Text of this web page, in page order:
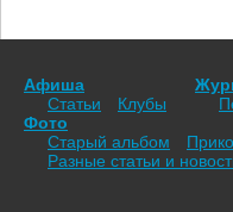
Афиша
Статьи
Клубы
Фото
Старый альбом
Разные статьи и